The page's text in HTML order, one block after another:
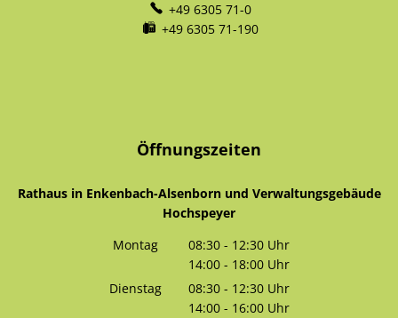
+49 6305 71-0
+49 6305 71-190
Öffnungszeiten
Rathaus in Enkenbach-Alsenborn und Verwaltungsgebäude
Hochspeyer
Montag
08:30 - 12:30 Uhr
Von 08:30 bis 12:30 Uhr
14:00 - 18:00 Uhr
Von 14:00 bis 18:00 Uhr
Dienstag 08:30 - 12:30 Uhr
Von 08:30 bis 12:30 Uhr
14:00 - 16:00 Uhr